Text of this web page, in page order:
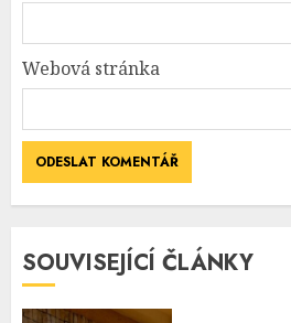
Webová stránka
SOUVISEJÍCÍ ČLÁNKY